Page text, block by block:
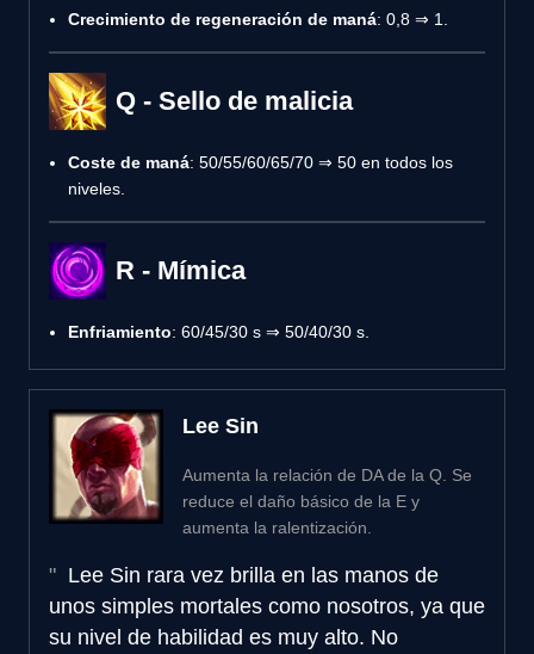
Crecimiento de regeneración de maná: 0,8 ⇒ 1.
Q - Sello de malicia
Coste de maná: 50/55/60/65/70 ⇒ 50 en todos los
niveles.
R - Mímica
Enfriamiento: 60/45/30 s ⇒ 50/40/30 s.
Lee Sin
Aumenta la relación de DA de la Q. Se
reduce el daño básico de la E y
aumenta la ralentización.
Lee Sin rara vez brilla en las manos de
unos simples mortales como nosotros, ya que
su nivel de habilidad es muy alto. No